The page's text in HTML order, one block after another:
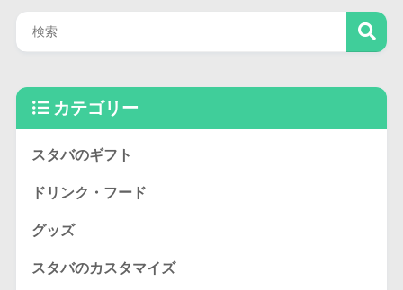
カテゴリー
スタバのギフト
ドリンク・フード
グッズ
スタバのカスタマイズ